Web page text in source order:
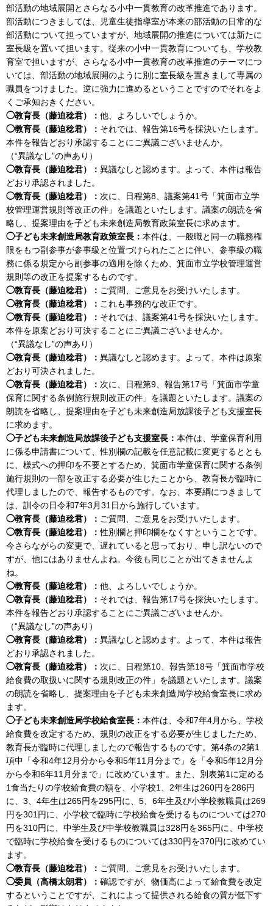
部活動の地域展開とさらなる小中一貫教育の改革推進であります。
部活動につきましては、児童生徒指導室が本来の部活動の日常的な
部活動について担っていますが、地域展開の推進については新たに
室長級を置いて担います。従来の小中一貫教育についても、学校教
育室で担いますが、さらなる小中一貫教育の改革推進のテーマにつ
いては、部活動の地域展開のように別に室長級を置きまして専属の
職員をつけました。逆に強力に進めるということですのでそれをよ
くご承知おきください。
◯教育長（藤迫稔君）： 他、よろしいでしょうか。
◯教育長（藤迫稔君）： それでは、報告第16号を採決いたします。
本件を報告どおり承認することにご異議ございませんか。
（“異議なし”の声あり）
◯教育長（藤迫稔君）： 異議なしと認めます。よって、本件は報告
どおり承認されました。
◯教育長（藤迫稔君）： 次に、日程第8、議案第41号「箕面市立学
校管理運営規則等改正の件」を議題といたします。議案の朗読を省
略し、提案理由を子ども未来創造局教育政策室長に求めます。
◯子ども未来創造局教育政策室長： 本件は、一般職と同一の職務権
限をもつ副参事が参事級と位置づけられたことに伴い、参事級の職
務に係る規定から副参事の適用を除くため、箕面市立学校管理運営
規則等の改正を提案するものです。
◯教育長（藤迫稔君）： ご質問、ご意見をお受けいたします。
◯教育長（藤迫稔君）： これも事務的な改正です。
◯教育長（藤迫稔君）： それでは、議案第41号を採決いたします。
本件を原案どおり可決することにご異議ございませんか。
（“異議なし”の声あり）
◯教育長（藤迫稔君）： 異議なしと認めます。よって、本件は原案
どおり可決されました。
◯教育長（藤迫稔君）： 次に、日程第9、報告第17号「箕面市学童
保育に関する条例施行規則改正の件」を議題といたします。議案の
朗読を省略し、提案理由を子ども未来創造局放課後子ども支援室長
に求めます。
◯子ども未来創造局放課後子ども支援室長： 本件は、学童保育利用
に係る申請書について、性別欄の記載を任意記載に変更するととも
に、様式への押印を不要とするため、箕面市学童保育に関する条例
施行規則の一部を改正する必要が生じたことから、教育長が臨時に
代理しましたので、報告するものです。なお、本要綱につきまして
は、訓令の日令和7年3月31日から施行しています。
◯教育長（藤迫稔君）： ご質問、ご意見をお受けいたします。
◯教育長（藤迫稔君）：性別欄と押印欄をなくすということです。
今さらながらの変更で、遅れていると思っており、申し訳ないので
すが、他にはありませんよね。今後も同じことが出てきませんよ
ね。
◯教育長（藤迫稔君）： 他、よろしいでしょうか。
◯教育長（藤迫稔君）： それでは、報告第17号を採決いたします。
本件を報告どおり承認することにご異議ございませんか。
（“異議なし”の声あり）
◯教育長（藤迫稔君）： 異議なしと認めます。よって、本件は報告
どおり承認されました。
◯教育長（藤迫稔君）： 次に、日程第10、報告第18号「箕面市学校
給食費の取扱いに関する規則改正の件」を議題といたします。議案
の朗読を省略し、提案理由を子ども未来創造局学校給食室長に求め
ます。
◯子ども未来創造局学校給食室長： 本件は、令和7年4月から、学校
給食費を改定するため、規則の改正をする必要が生じましたため、
教育長が臨時に代理しましたので報告するものです。第4条の2第1
項中「令和4年12月分から令和5年11月分まで」を「令和5年12月分
から令和6年11月分まで」に改めています。また、別表第1に定める
1食当たりの学校給食費の額を、小学校1、2年生は260円を286円
に、3、4年生は265円を295円に、5、6年生及び小学校教職員は269
円を301円に、小学校で臨時に学校給食を受けるものについては270
円を310円に、中学生及び中学校教職員は328円を365円に、中学校
で臨時に学校給食を受けるものについては330円を370円に改めてい
ます。
◯教育長（藤迫稔君）： ご質問、ご意見をお受けいたします。
◯委員（高橋太朗君）： 確認ですが、物価高によって給食費を改定
するということですが、これによって提供される給食の質が低下す